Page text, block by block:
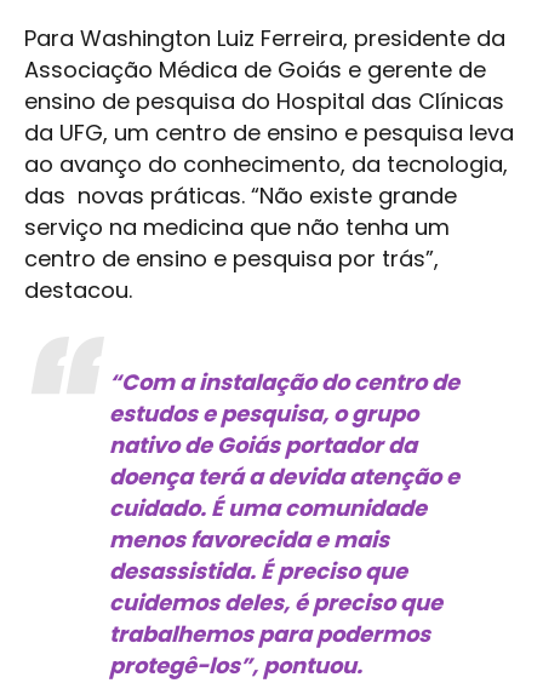
Para Washington Luiz Ferreira, presidente da
Associação Médica de Goiás e gerente de
ensino de pesquisa do Hospital das Clínicas
da UFG, um centro de ensino e pesquisa leva
ao avanço do conhecimento, da tecnologia,
das novas práticas. “Não existe grande
serviço na medicina que não tenha um
centro de ensino e pesquisa por trás”,
destacou.
“Com a instalação do centro de
estudos e pesquisa, o grupo
nativo de Goiás portador da
doença terá a devida atenção e
cuidado. É uma comunidade
menos favorecida e mais
desassistida. É preciso que
cuidemos deles, é preciso que
trabalhemos para podermos
protegê-los”, pontuou.